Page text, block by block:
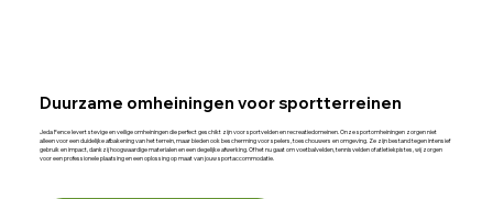
Duurzame omheiningen voor sportterreinen
Jeda Fence levert stevige en veilige omheiningen die perfect geschikt zijn voor sportvelden en recreatiedomeinen. Onze sportomheiningen zorgen niet
alleen voor een duidelijke afbakening van het terrein, maar bieden ook bescherming voor spelers, toeschouwers en omgeving. Ze zijn bestand tegen intensief
gebruik en impact, dankzij hoogwaardige materialen en een degelijke afwerking. Of het nu gaat om voetbalvelden, tennisvelden of atletiekpistes, wij zorgen
voor een professionele plaatsing en een oplossing op maat van jouw sportaccommodatie.